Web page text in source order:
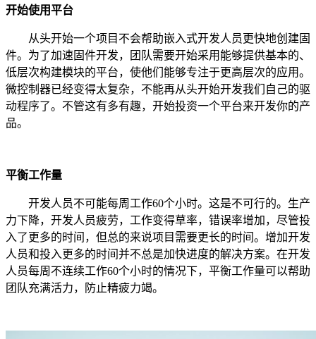
开始使用平台
从头开始一个项目不会帮助嵌入式开发人员更快地创建固
件。为了加速固件开发，团队需要开始采用能够提供基本的、
低层次构建模块的平台，使他们能够专注于更高层次的应用。
微控制器已经变得太复杂，不能再从头开始开发我们自己的驱
动程序了。不管这有多有趣，开始投资一个平台来开发你的产
品。
平衡工作量
开发人员不可能每周工作60个小时。这是不可行的。生产
力下降，开发人员疲劳，工作变得草率，错误率增加，尽管投
入了更多的时间，但总的来说项目需要更长的时间。增加开发
人员和投入更多的时间并不总是加快进度的解决方案。在开发
人员每周不连续工作60个小时的情况下，平衡工作量可以帮助
团队充满活力，防止精疲力竭。